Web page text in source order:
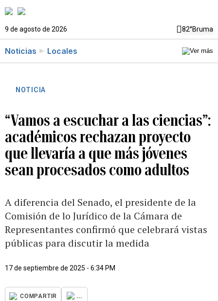
9 de agosto de 2026 82°Bruma
Noticias Locales
NOTICIA
“Vamos a escuchar a las ciencias”:
académicos rechazan proyecto
que llevaría a que más jóvenes
sean procesados como adultos
A diferencia del Senado, el presidente de la
Comisión de lo Jurídico de la Cámara de
Representantes confirmó que celebrará vistas
públicas para discutir la medida
17 de septiembre de 2025 - 6:34 PM
COMPARTIR ...